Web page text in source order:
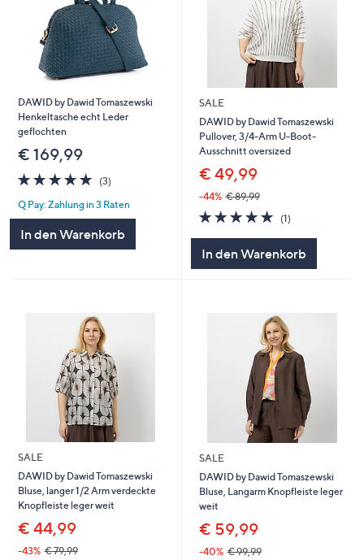
DAWID by Dawid Tomaszewski
Henkeltasche echt Leder
geflochten
€ 169,99
5.0
von
5
(3)
Q Pay: Zahlung in 3 Raten
In den Warenkorb
SALE
DAWID by Dawid Tomaszewski
Pullover, 3/4-Arm U-Boot-
Ausschnitt oversized
€ 49,99
-44% € 89,99
5.0
von
5
(1)
In den Warenkorb
SALE
DAWID by Dawid Tomaszewski
Bluse, langer 1/2 Arm verdeckte
Knopfleiste leger weit
€ 44,99
-43% € 79,99
SALE
DAWID by Dawid Tomaszewski
Bluse, Langarm Knopfleiste leger
weit
€ 59,99
-40% € 99,99